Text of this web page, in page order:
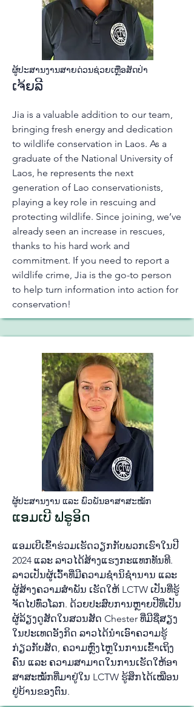
ຜູ້​ປະ​ສານ​ງານ​ສາຍ​ດ່ວນ​ຊ່ວຍ​ເຫຼືອ​ສັດ​ປ່າ​
ເຈ້ຍ​ລີ
Jia is a valuable addition to our team,
bringing fresh energy and dedication
to wildlife conservation in Laos. As a
graduate of the National University of
Laos, he represents the next
generation of Lao conservationists,
playing a key role in rescuing and
protecting wildlife. Since joining, we’ve
already seen an increase in rescues,
thanks to his hard work and
commitment. If you need to report a
wildlife crime, Jia is the go-to person
to help turn information into action for
conservation!
ຜູ້​ປະ​ສານ​ງານ ແລະ​ ພົວ​ພັນ​ອາ​ສາ​ສະ​ໝັກ
ແອມ​ເບີ ຟ​ຣູ​ອິດ
ແອມ​ເບີ​ເຂົ້າ​ຮ່ວມ​ເຮັດ​ວຽກ​ກັບ​ພວກ​ເຮົາໃນ​ປີ
2024 ແລະ ລາວ​ໄດ້​ສ້າງ​ແຮງ​ກະ​ແທກ​ທັນ​ທີ.
ລາວ​ເປັນ​ຜູ້​ເວົ້າ​ທີ່​ມີ​ຄວາມ​ຊຳ​ນິ​ຊຳ​ນານ ແລະ
ຜູ້​ສ້າງ​ຄວາມ​ສຳ​ພັນ ເຮັດ​ໃຫ້ LCTW ເປັນ​ທີ່​ຮູ້​
ຈັດ​ໄປ​ທົ່ວ​ໂລກ. ດ້ວຍ​ປະ​ສົບ​ການ​ຫຼາຍ​ປີ​ທີ່​ເປັນ​
ຜູ້​ລ້ຽງ​ດູ​ສັດ​ໃນ​ສວນ​ສັດ Chester ທີ່​ມີ​ຊື່​ສຽງ​
ໃນ​ປະ​ເທດ​ອັງ​ກິດ ລາວໄດ້ນຳ​ເອົາ​ຄວາມ​ຮູ້​
ກ່ຽວ​ກັບ​ສັດ, ຄວາມ​ຫຼົງ​ໄຫຼໃນ​ການ​ເຂົ້າ​ເຖິງ​
ຄົນ ແລະ ຄວາມ​ສາ​ມາດ​ໃນ​ການ​ເຮັດ​ໃຫ້​ອາ​
ສາ​ສະ​ໝັກ​ທີ່​ມາ​ຢູ່​ໃນ LCTW ຮູ້​ສຶກ​ໄດ້​ເໝືອນ​
ຢູ່​ບ້ານ​ຂອງ​ຕົນ.